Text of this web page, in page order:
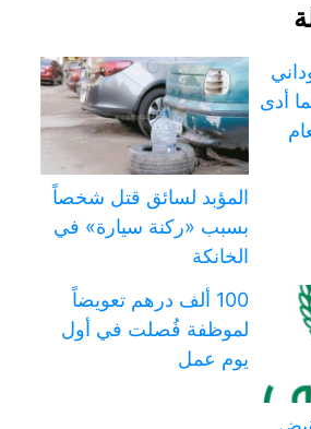
أدى
المؤبد لسائق قتل شخصاً
بسبب «ركنة سيارة» في
الخانكة
100 ألف درهم تعويضاً
لموظفة فُصلت في أول
يوم عمل